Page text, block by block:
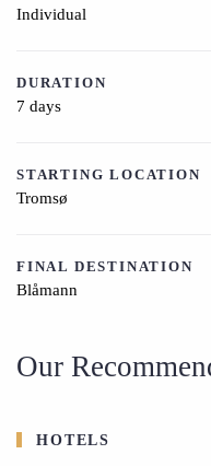
Individual
DURATION
7 days
STARTING LOCATION
Tromsø
FINAL DESTINATION
Blåmann
Our
HOTELS